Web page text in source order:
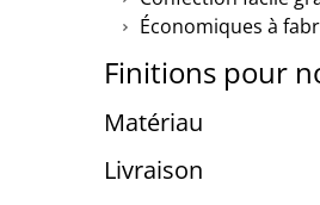
Économiques à
Finitions pour
Matériau
Livraison